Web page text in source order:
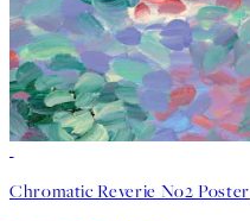
Chromatic Reverie No2 Poster